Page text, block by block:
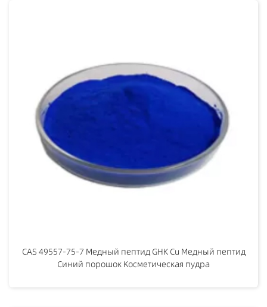
CAS 49557-75-7 Медный пептид GHK Cu Медный пептид
Синий порошок Косметическая пудра